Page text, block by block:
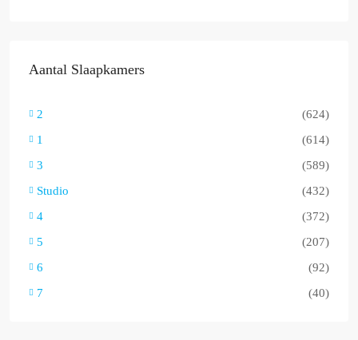
Aantal Slaapkamers
2
(624)
1
(614)
3
(589)
Studio
(432)
4
(372)
5
(207)
6
(92)
7
(40)